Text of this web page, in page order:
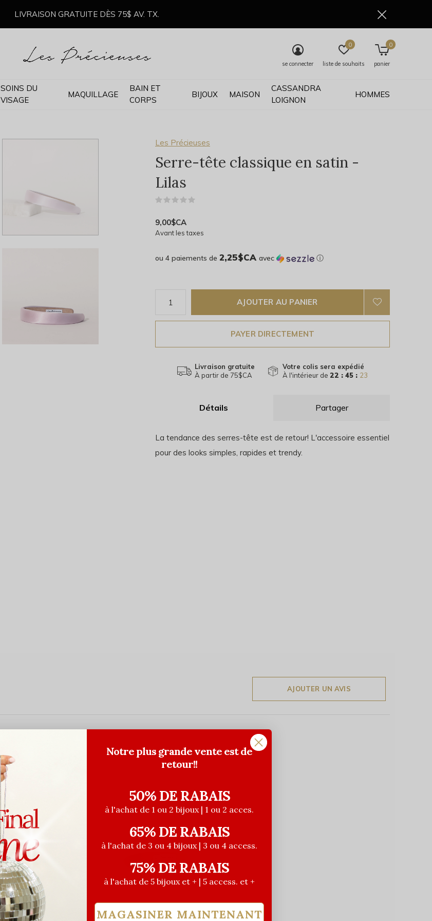
SOINS DU
VISAGE
MAQUILLAGE
BAIN ET
CORPS
BIJOUX MAISON
CASSANDRA
LOIGNON
HOMMES
se connecter liste de souhaits
0
panier
0
LIVRAISON GRATUITE DÈS 75$ AV. TX.
Les Précieuses
Serre-tête classique en satin -
Lilas
9,00$CA
Avant les taxes
ou 4 paiements de 2,25$CA avec ⓘ
AJOUTER AU PANIER
PAYER DIRECTEMENT
Livraison gratuite
À partir de 75$CA
Votre colis sera expédié
À l'intérieur de 22 : 45 : 21
Détails Partager
La tendance des serres-tête est de retour! L'accessoire essentiel
pour des looks simples, rapides et trendy.
AJOUTER UN AVIS
Notre plus grande vente est de
retour!!
50% DE RABAIS
à l'achat de 1 ou 2 bijoux | 1 ou 2 acces.
65% DE RABAIS
à l'achat de 3 ou 4 bijoux | 3 ou 4 access.
75% DE RABAIS
à l'achat de 5 bijoux et + | 5 access. et +
MAGASINER MAINTENANT